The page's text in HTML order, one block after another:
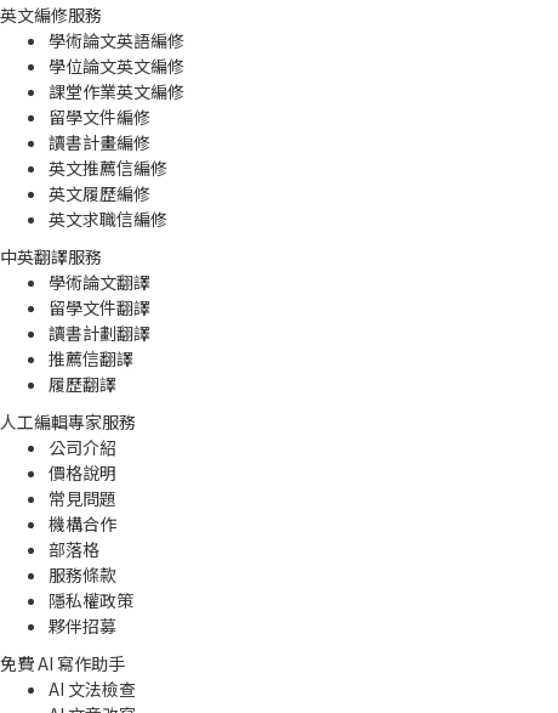
英文編修服務
學術論文英語編修
學位論文英文編修
課堂作業英文編修
留學文件編修
讀書計畫編修
英文推薦信編修
英文履歷編修
英文求職信編修
中英翻譯服務
學術論文翻譯
留學文件翻譯
讀書計劃翻譯
推薦信翻譯
履歷翻譯
人工編輯專家服務
公司介紹
價格說明
常見問題
機構合作
部落格
服務條款
隱私權政策
夥伴招募
免費 AI 寫作助手
AI 文法檢查